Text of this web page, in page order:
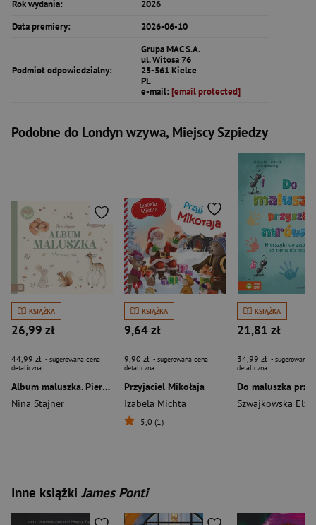
Rok wydania:
2026
Data premiery:
2026-06-10
Podmiot odpowiedzialny:
Grupa MAC S.A.
ul. Witosa 76
25-561 Kielce
PL
e-mail: [email protected]
Podobne do Londyn wzywa, Miejscy Szpiedzy
KSIĄŻKA
26,99 zł
44,99 zł - sugerowana cena
detaliczna
Album maluszka. Pierwszy rok. Baby love
Nina Stajner
KSIĄŻKA
9,64 zł
9,90 zł - sugerowana cena
detaliczna
Przyjaciel Mikołaja
Izabela Michta
5,0 (1)
KSIĄŻKA
21,81 zł
34,99 zł - sugerowana
detaliczna
Inne książki James Ponti